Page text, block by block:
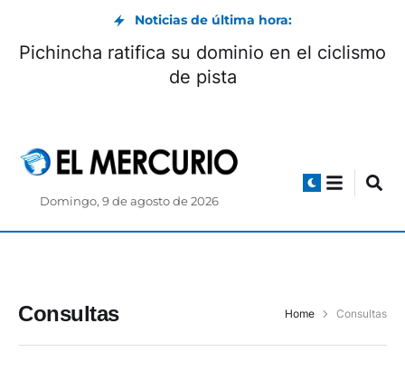
Noticias de última hora:
Pichincha ratifica su dominio en el ciclismo
de pista
Domingo, 9 de agosto de 2026
Consultas Home Consultas